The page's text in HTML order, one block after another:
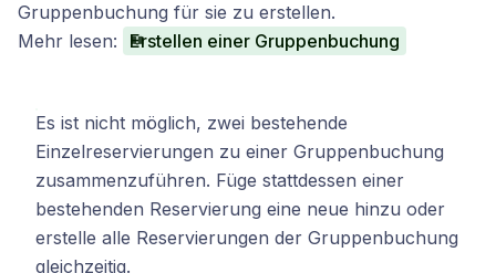
Gruppenbuchung für sie zu erstellen.
Mehr lesen:
Erstellen einer Gruppenbuchung
Es ist nicht möglich, zwei bestehende
Einzelreservierungen zu einer Gruppenbuchung
zusammenzuführen. Füge stattdessen einer
bestehenden Reservierung eine neue hinzu oder
erstelle alle Reservierungen der Gruppenbuchung
gleichzeitig.